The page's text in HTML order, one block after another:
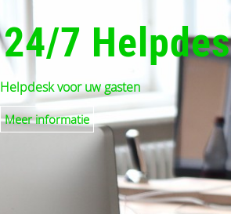
24/7
Helpdesk voor uw gasten
Meer informatie